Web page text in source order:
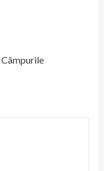
Câmpurile